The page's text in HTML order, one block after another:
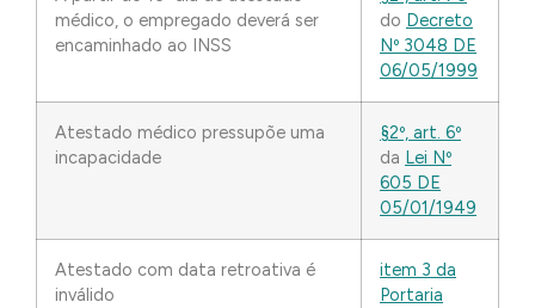
médico, o empregado deverá ser
encaminhado ao INSS
do Decreto
Nº 3048 DE
06/05/1999
Atestado médico pressupõe uma
incapacidade
§2º, art. 6º
da Lei Nº
605 DE
05/01/1949
Atestado com data retroativa é
inválido
item 3 da
Portaria